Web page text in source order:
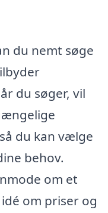
du nemt søge
du søger, vil
du kan vælge
behov.
om et
om priser og